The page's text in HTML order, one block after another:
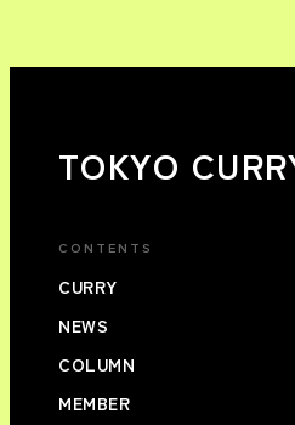
TOKYO
CONTENTS
CURRY
NEWS
COLUMN
MEMBER